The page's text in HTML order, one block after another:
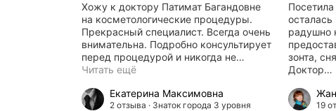
Хожу к доктору Патимат Багандовне
на косметологические процедуры.
Прекрасный специалист. Всегда очень
внимательна. Подробно консультирует
перед процедурой и никогда не…
Читать ещё
осталась
радушно
зонта,
Доктор…
Екатерина Максимовна
2 отзыва
Знаток города 3 уровня
19